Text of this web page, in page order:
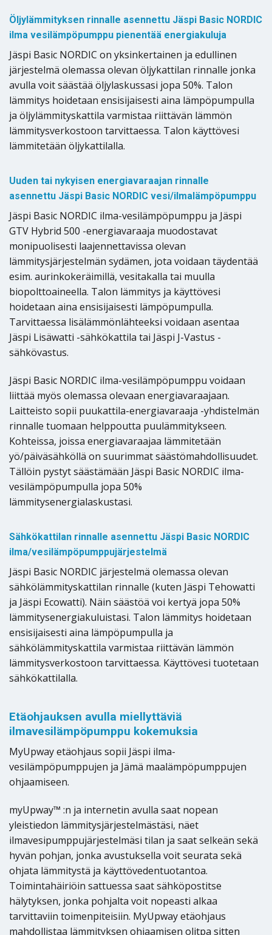
Öljylämmityksen rinnalle asennettu Jäspi Basic NORDIC
ilma vesilämpöpumppu pienentää energiakuluja
Jäspi Basic NORDIC on yksinkertainen ja edullinen
järjestelmä olemassa olevan öljykattilan rinnalle jonka
avulla voit säästää öljylaskussasi jopa 50%. Talon
lämmitys hoidetaan ensisijaisesti aina lämpöpumpulla
ja öljylämmityskattila varmistaa riittävän lämmön
lämmitysverkostoon tarvittaessa. Talon käyttövesi
lämmitetään öljykattilalla.
Uuden tai nykyisen energiavaraajan rinnalle
asennettu Jäspi Basic NORDIC vesi/ilmalämpöpumppu
Jäspi Basic NORDIC ilma-vesilämpöpumppu ja Jäspi
GTV Hybrid 500 -energiavaraaja muodostavat
monipuolisesti laajennettavissa olevan
lämmitysjärjestelmän sydämen, jota voidaan täydentää
esim. aurinkokeräimillä, vesitakalla tai muulla
biopolttoaineella. Talon lämmitys ja käyttövesi
hoidetaan aina ensisijaisesti lämpöpumpulla.
Tarvittaessa lisälämmönlähteeksi voidaan asentaa
Jäspi Lisäwatti -sähkökattila tai Jäspi J-Vastus -
sähkövastus.
Jäspi Basic NORDIC ilma-vesilämpöpumppu voidaan
liittää myös olemassa olevaan energiavaraajaan.
Laitteisto sopii puukattila-energiavaraaja -yhdistelmän
rinnalle tuomaan helppoutta puulämmitykseen.
Kohteissa, joissa energiavaraajaa lämmitetään
yö/päiväsähköllä on suurimmat säästömahdollisuudet.
Tällöin pystyt säästämään Jäspi Basic NORDIC ilma-
vesilämpöpumpulla jopa 50%
lämmitysenergialaskustasi.
Sähkökattilan rinnalle asennettu Jäspi Basic NORDIC
ilma/vesilämpöpumppujärjestelmä
Jäspi Basic NORDIC järjestelmä olemassa olevan
sähkölämmityskattilan rinnalle (kuten Jäspi Tehowatti
ja Jäspi Ecowatti). Näin säästöä voi kertyä jopa 50%
lämmitysenergiakuluistasi. Talon lämmitys hoidetaan
ensisijaisesti aina lämpöpumpulla ja
sähkölämmityskattila varmistaa riittävän lämmön
lämmitysverkostoon tarvittaessa. Käyttövesi tuotetaan
sähkökattilalla.
Etäohjauksen avulla miellyttäviä
ilmavesilämpöpumppu kokemuksia
MyUpway etäohjaus sopii Jäspi ilma-
vesilämpöpumppujen ja Jämä maalämpöpumppujen
ohjaamiseen.
myUpway™ :n ja internetin avulla saat nopean
yleistiedon lämmitysjärjestelmästäsi, näet
ilmavesipumppujärjestelmäsi tilan ja saat selkeän sekä
hyvän pohjan, jonka avustuksella voit seurata sekä
ohjata lämmitystä ja käyttövedentuotantoa.
Toimintahäiriöin sattuessa saat sähköpostitse
hälytyksen, jonka pohjalta voit nopeasti alkaa
tarvittaviin toimenpiteisiin. MyUpway etäohjaus
mahdollistaa lämmityksen ohjaamisen olitpa sitten